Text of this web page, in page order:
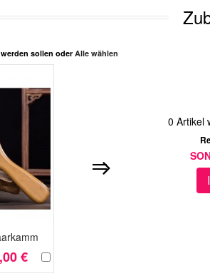
sollen oder Alle wählen
€
0 Artikel